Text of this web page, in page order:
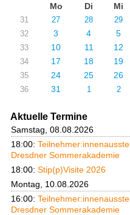
Mo
Di Mi
31 27 28 29
32 3 4 5
33 10 11 12
34 17 18 19
35 24 25 26
36 31 1 2
Aktuelle Termine
Samstag, 08.08.2026
18:00:
Dresdner Sommerakademie
18:00: Stip(p)Visite 2026
Montag, 10.08.2026
16:00:
Dresdner Sommerakademie